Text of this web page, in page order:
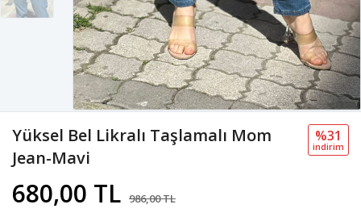
Yüksel Bel Likralı Taşlamalı Mom
Jean-Mavi
680,00 TL 986,00 TL
%31
i̇ndi̇ri̇m